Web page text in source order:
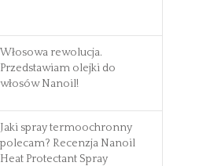
Włosowa rewolucja.
Przedstawiam olejki do
włosów Nanoil!
Jaki spray termoochronny
polecam? Recenzja Nanoil
Heat Protectant Spray